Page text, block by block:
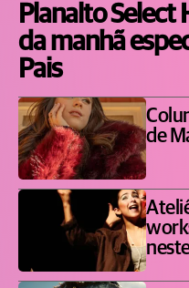
Planalto Select
da manhã
Pais
de